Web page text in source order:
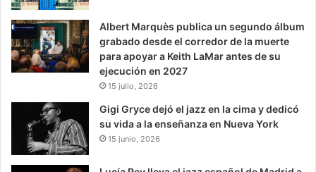
Albert Marquès publica un segundo álbum
grabado desde el corredor de la muerte
para apoyar a Keith LaMar antes de su
ejecución en 2027
15 julio, 2026
Gigi Gryce dejó el jazz en la cima y dedicó
su vida a la enseñanza en Nueva York
15 junio, 2026